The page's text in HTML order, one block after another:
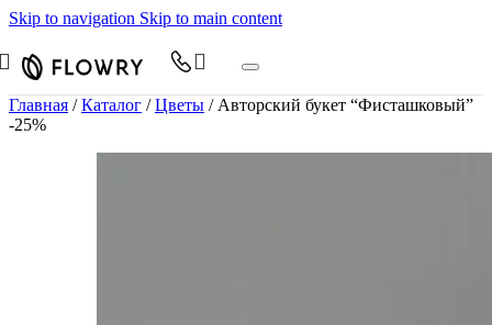
Skip to navigation Skip to main content
Главная /Каталог /Цветы / Авторский букет “Фисташковый”
-25%